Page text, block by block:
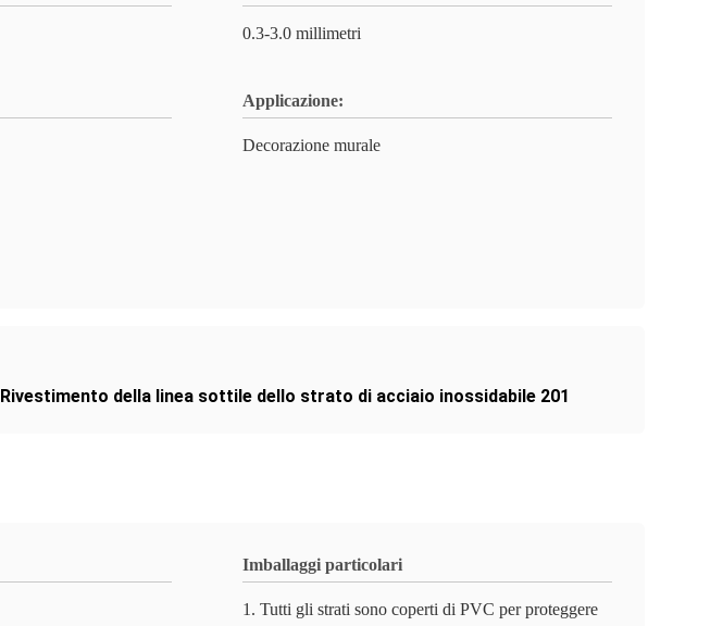
0.3-3.0 millimetri
Applicazione:
Decorazione murale
Rivestimento della linea sottile dello strato di acciaio inossidabile 201
Imballaggi particolari
1. Tutti gli strati sono coperti di PVC per proteggere